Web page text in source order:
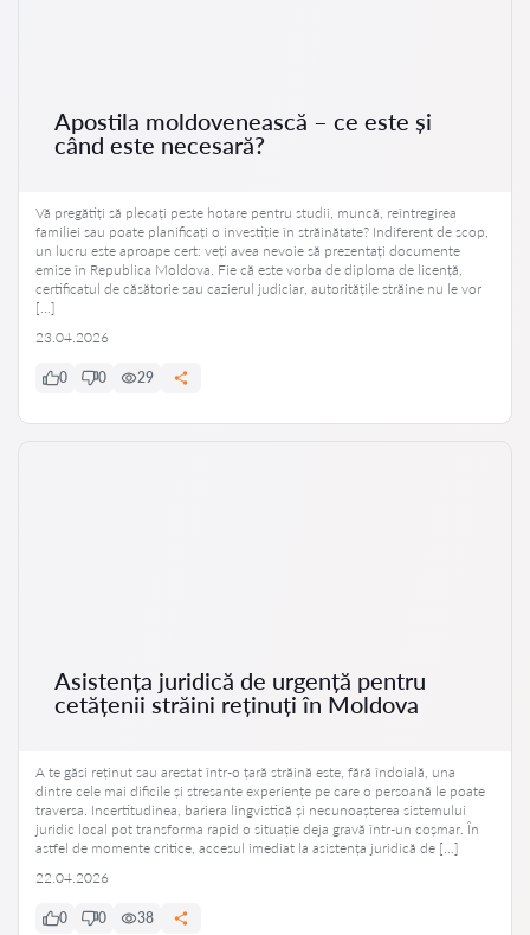
Apostila moldovenească – ce este și
când este necesară?
Vă pregătiți să plecați peste hotare pentru studii, muncă, reîntregirea
familiei sau poate planificați o investiție în străinătate? Indiferent de scop,
un lucru este aproape cert: veți avea nevoie să prezentați documente
emise în Republica Moldova. Fie că este vorba de diploma de licență,
certificatul de căsătorie sau cazierul judiciar, autoritățile străine nu le vor
[…]
23.04.2026
0 0 29
Asistența juridică de urgență pentru
cetățenii străini reținuți în Moldova
A te găsi reținut sau arestat într-o țară străină este, fără îndoială, una
dintre cele mai dificile și stresante experiențe pe care o persoană le poate
traversa. Incertitudinea, bariera lingvistică și necunoașterea sistemului
juridic local pot transforma rapid o situație deja gravă într-un coșmar. În
astfel de momente critice, accesul imediat la asistența juridică de […]
22.04.2026
0 0 38